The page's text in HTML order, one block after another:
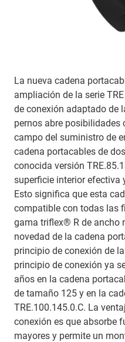
La nueva cadena
ampliación de la serie
de conexión adaptado de
pernos abre posibilidades
campo del suministro de
cadena portacables de
conocida versión
superficie interior efectiva
Esto significa que esta
compatible con todas las
gama triflex® R de ancho
novedad de la cadena
principio de conexión de
principio de conexión ya
años en la cadena
de tamaño 125 y en la
TRE.100.145.0.C. La
conexión es que absorbe
mayores y permite un